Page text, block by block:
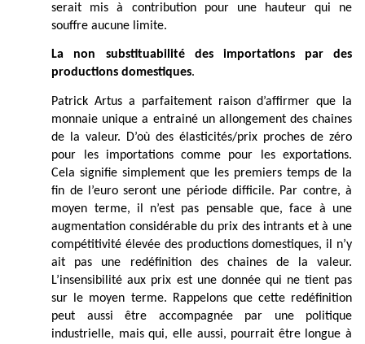
serait mis à contribution pour une hauteur qui ne
souffre aucune limite.
La non substituabilité des importations par des
productions domestiques.
Patrick Artus a parfaitement raison d’affirmer que la
monnaie unique a entrainé un allongement des chaines
de la valeur. D’où des élasticités/prix proches de zéro
pour les importations comme pour les exportations.
Cela signifie simplement que les premiers temps de la
fin de l’euro seront une période difficile. Par contre, à
moyen terme, il n’est pas pensable que, face à une
augmentation considérable du prix des intrants et à une
compétitivité élevée des productions domestiques, il n’y
ait pas une redéfinition des chaines de la valeur.
L’insensibilité aux prix est une donnée qui ne tient pas
sur le moyen terme. Rappelons que cette redéfinition
peut aussi être accompagnée par une politique
industrielle, mais qui, elle aussi, pourrait être longue à